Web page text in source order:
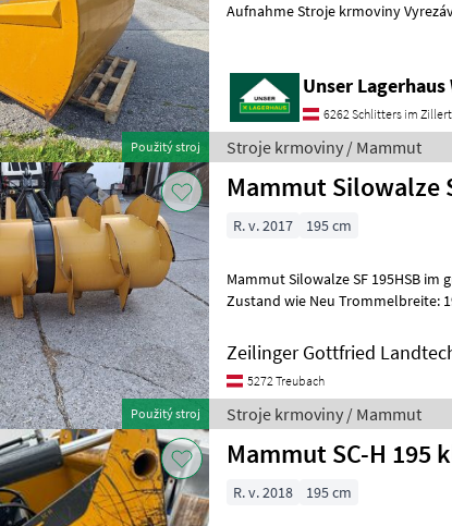
Použitý stroj
Aufnahme Stroje krmoviny
Unser
6262 Schlitters im
Stroje krmoviny / Mammut
Použitý stroj
Mammut Silowalze
R. v. 2017 195 cm
Mammut Silowalze SF 195HSB im guten
Zustand wie Neu Trommelbreite:
Zeilinger Gottfried
5272 Treubach
Stroje krmoviny / Mammut
Mammut SC-H 195
R. v. 2018 195 cm